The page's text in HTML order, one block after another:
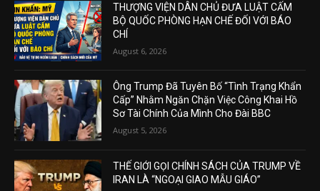
THƯỢNG VIỆN DÂN CHỦ ĐƯA LUẬT CẤM
BỘ QUỐC PHÒNG HẠN CHẾ ĐỐI VỚI BÁO
CHÍ
August 6, 2026
Ông Trump Đã Tuyên Bố “Tình Trạng Khẩn
Cấp” Nhằm Ngăn Chặn Việc Công Khai Hồ
Sơ Tài Chính Của Mình Cho Đài BBC
August 5, 2026
THẾ GIỚI GỌI CHÍNH SÁCH CỦA TRUMP VỀ
IRAN LÀ “NGOẠI GIAO MẪU GIÁO”